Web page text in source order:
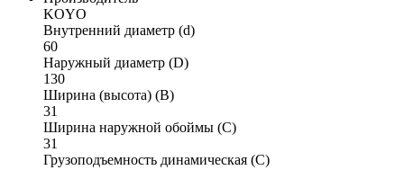
KOYO
Внутренний диаметр (d)
60
Наружный диаметр (D)
130
Ширина (высота) (B)
31
Ширина наружной обоймы (C)
31
Грузоподъемность динамическая (C)